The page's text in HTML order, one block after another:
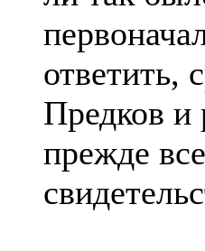
ответить,
Предков и
прежде